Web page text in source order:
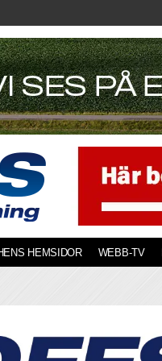
HEMSIDOR WEBB-TV